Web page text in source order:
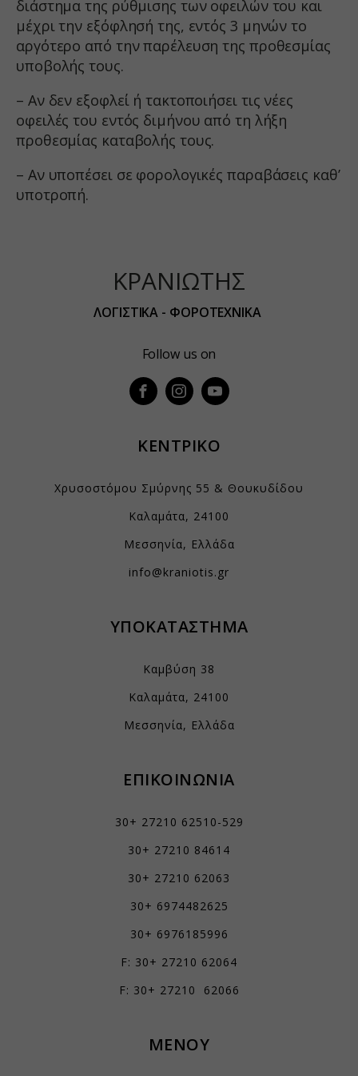
διάστημα της ρύθμισης των οφειλών του και
μέχρι την εξόφλησή της, εντός 3 μηνών το
αργότερο από την παρέλευση της προθεσμίας
υποβολής τους.
– Αν δεν εξοφλεί ή τακτοποιήσει τις νέες
οφειλές του εντός διμήνου από τη λήξη
προθεσμίας καταβολής τους.
– Αν υποπέσει σε φορολογικές παραβάσεις καθ’
υποτροπή.
ΚΡΑΝΙΩΤΗΣ
ΛΟΓΙΣΤΙΚΑ - ΦΟΡΟΤΕΧΝΙΚΑ
Follow us on
ΚΕΝΤΡΙΚΟ
Χρυσοστόμου Σμύρνης 55 & Θουκυδίδου
Καλαμάτα, 24100
Μεσσηνία, Ελλάδα
info@kraniotis.gr
ΥΠΟΚΑΤΑΣΤΗΜΑ
Καμβύση 38
Καλαμάτα, 24100
Μεσσηνία, Ελλάδα
ΕΠΙΚΟΙΝΩΝΙΑ
30+ 27210 62510-529
30+ 27210 84614
30+ 27210 62063
30+ 6974482625
30+ 6976185996
F: 30+ 27210 62064
F: 30+ 27210 62066
ΜΕΝΟΥ
yith_wrvp_products_list
apps.elfsight.com
embed.aidaform.com
kraniotis-gr.themebook.cloud
kraniotis.aidaform.com
o197999.ingest.sentry.io
www.kefaloniapress.gr